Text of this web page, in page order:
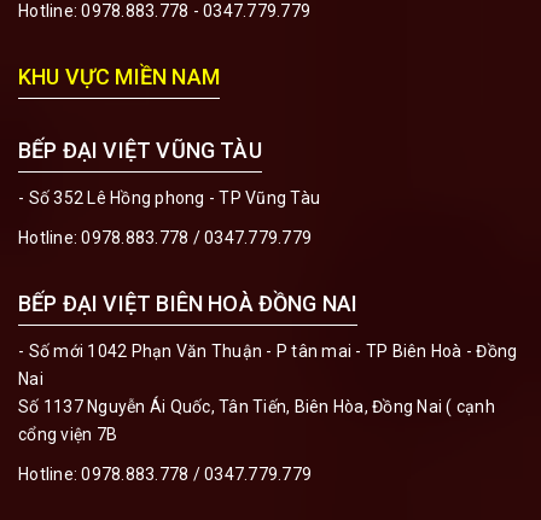
Hotline:0978.883.778 - 0347.779.779
KHU VỰC MIỀN NAM
BẾP ĐẠI VIỆT VŨNG TÀU
- Số 352 Lê Hồng phong - TP Vũng Tàu
Hotline:0978.883.778 / 0347.779.779
BẾP ĐẠI VIỆT BIÊN HOÀ ĐỒNG NAI
- Số mới 1042 Phạn Văn Thuận - P tân mai - TP Biên Hoà - Đồng
Nai
Số 1137 Nguyễn Ái Quốc, Tân Tiến, Biên Hòa, Đồng Nai ( cạnh
cổng viện 7B
Hotline:0978.883.778 / 0347.779.779